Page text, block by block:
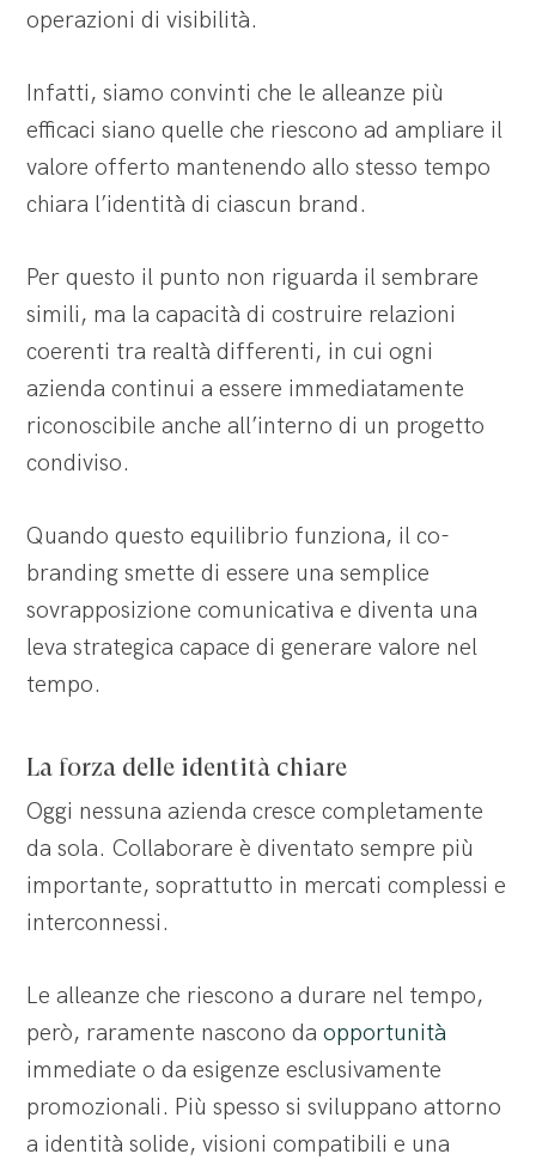
operazioni di visibilità.
Infatti, siamo convinti che le alleanze più
efficaci siano quelle che riescono ad ampliare il
valore offerto mantenendo allo stesso tempo
chiara l’identità di ciascun brand.
Per questo il punto non riguarda il sembrare
simili, ma la capacità di costruire relazioni
coerenti tra realtà differenti, in cui ogni
azienda continui a essere immediatamente
riconoscibile anche all’interno di un progetto
condiviso.
Quando questo equilibrio funziona, il co-
branding smette di essere una semplice
sovrapposizione comunicativa e diventa una
leva strategica capace di generare valore nel
tempo.
La forza delle identità chiare
Oggi nessuna azienda cresce completamente
da sola. Collaborare è diventato sempre più
importante, soprattutto in mercati complessi e
interconnessi.
Le alleanze che riescono a durare nel tempo,
però, raramente nascono daopportunità
immediate o da esigenze esclusivamente
promozionali. Più spesso si sviluppano attorno
a identità solide, visioni compatibili e una